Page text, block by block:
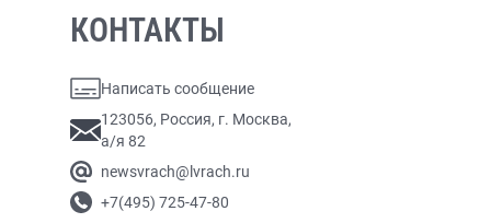
КОНТАКТЫ
Написать сообщение
123056, Россия, г. Москва,
а/я 82
newsvrach@lvrach.ru
+7(495) 725-47-80